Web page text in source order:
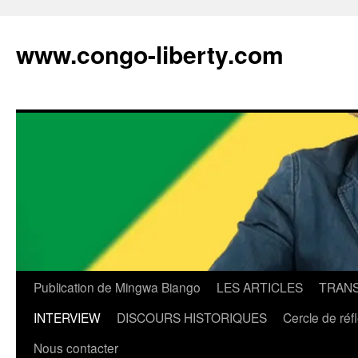
contenu
www.congo-liberty.com
Publication de Mingwa Biango LES ARTICLES
INTERVIEW
DISCOURS HISTORIQUES
Cercle de
Nous contacter